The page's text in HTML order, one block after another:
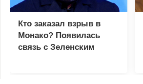
Кто заказал взрыв в
Монако? Появилась
связь с Зеленским